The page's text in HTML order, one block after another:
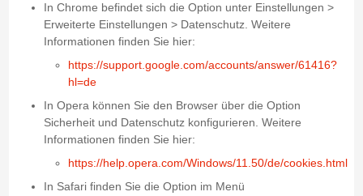
In Chrome befindet sich die Option unter Einstellungen >
Erweiterte Einstellungen > Datenschutz. Weitere
Informationen finden Sie hier:
https://support.google.com/accounts/answer/61416?
hl=de
In Opera können Sie den Browser über die Option
Sicherheit und Datenschutz konfigurieren. Weitere
Informationen finden Sie hier:
https://help.opera.com/Windows/11.50/de/cookies.html
In Safari finden Sie die Option im Menü